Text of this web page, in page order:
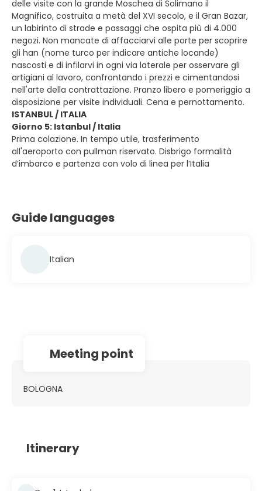
delle visite con la grande Moschea di Solimano il
Magnifico, costruita a metà del XVI secolo, e il Gran Bazar,
un labirinto di strade e passaggi che ospita più di 4.000
negozi. Non mancate di affacciarvi alle porte per scoprire
gli han (nome turco per indicare antiche locande)
nascosti e di infilarvi in ogni via laterale per osservare gli
artigiani al lavoro, confrontando i prezzi e cimentandosi
nell'arte della contrattazione. Pranzo libero e pomeriggio a
disposizione per visite individuali. Cena e pernottamento.
ISTANBUL / ITALIA
Giorno 5: Istanbul / Italia
Prima colazione. In tempo utile, trasferimento
all'aeroporto con pullman riservato. Disbrigo formalità
d’imbarco e partenza con volo di linea per l’Italia
Guide languages
Italian
Meeting point
BOLOGNA
Itinerary